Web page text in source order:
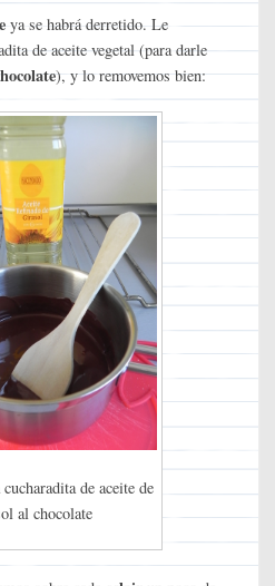
ya se habrá derretido. Le
de aceite vegetal (para darle
), y lo removemos bien:
de aceite de
al chocolate